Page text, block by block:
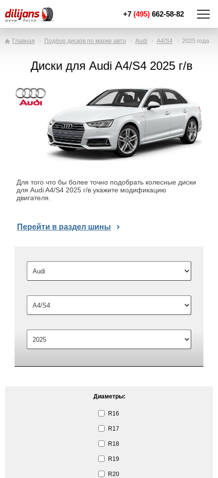
+7 (495) 662-58-82
Главная Подбор дисков по марке авто Audi A4/S4 2025 года
Диски для Audi A4/S4 2025 г/в
Для того что бы более точно подобрать колесные диски
для Audi A4/S4 2025 г/в укажите модификацию
двигателя.
Перейти в раздел шины
Диаметры:
R16
R17
R18
R19
R20